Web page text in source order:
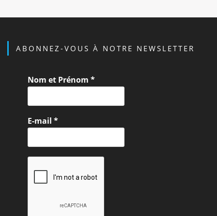
ABONNEZ-VOUS À NOTRE NEWSLETTER
Nom et Prénom*
E-mail*